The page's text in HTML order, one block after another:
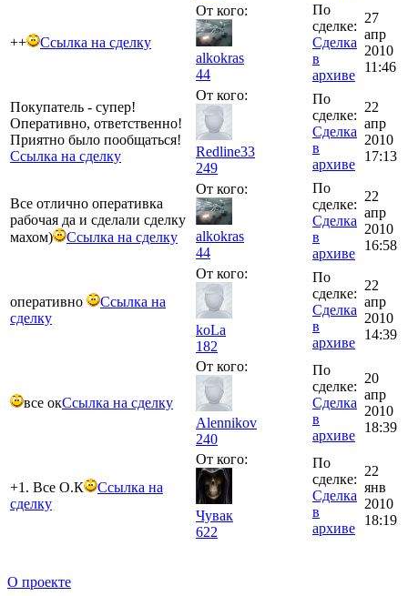
++ Ссылка на сделку
От кого:
alkokras
44
По
сделке:
Сделка
в
архиве
27
апр
2010
11:46
Покупатель - супер!
Оперативно, ответственно!
Приятно было пообщаться!
Ссылка на сделку
От кого:
Redline33
249
По
сделке:
Сделка
в
архиве
22
апр
2010
17:13
Все отлично оперативка
рабочая да и сделали сделку
махом)
Ссылка на сделку
От кого:
alkokras
44
По
сделке:
Сделка
в
архиве
22
апр
2010
16:58
оперативно
Ссылка на
сделку
От кого:
koLa
182
По
сделке:
Сделка
в
архиве
22
апр
2010
14:39
все окСсылка на сделку
От кого:
Alennikov
240
По
сделке:
Сделка
в
архиве
20
апр
2010
18:39
+1. Все О.К
Ссылка на
сделку
От кого:
Чувак
622
По
сделке:
Сделка
в
архиве
22
янв
2010
18:19
О проекте